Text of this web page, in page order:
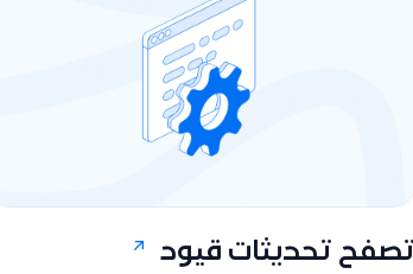
تصفح تحديثات قيود